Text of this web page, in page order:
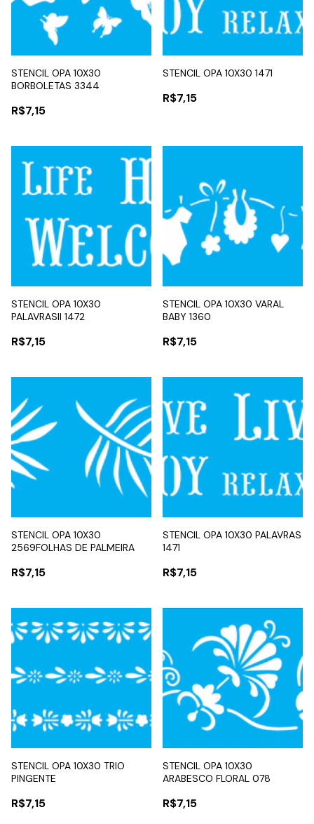
STENCIL OPA 10X30
BORBOLETAS 3344
R$7,15
STENCIL OPA 10X30 1471
R$7,15
STENCIL OPA 10X30
PALAVRASII 1472
R$7,15
STENCIL OPA 10X30 VARAL
BABY 1360
R$7,15
STENCIL OPA 10X30
2569FOLHAS DE PALMEIRA
R$7,15
STENCIL OPA 10X30 PALAVRAS
1471
R$7,15
STENCIL OPA 10X30 TRIO
PINGENTE
R$7,15
STENCIL OPA 10X30
ARABESCO FLORAL 078
R$7,15